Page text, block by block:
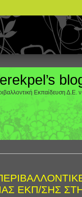
Εκπαίδευση Δ.Ε.